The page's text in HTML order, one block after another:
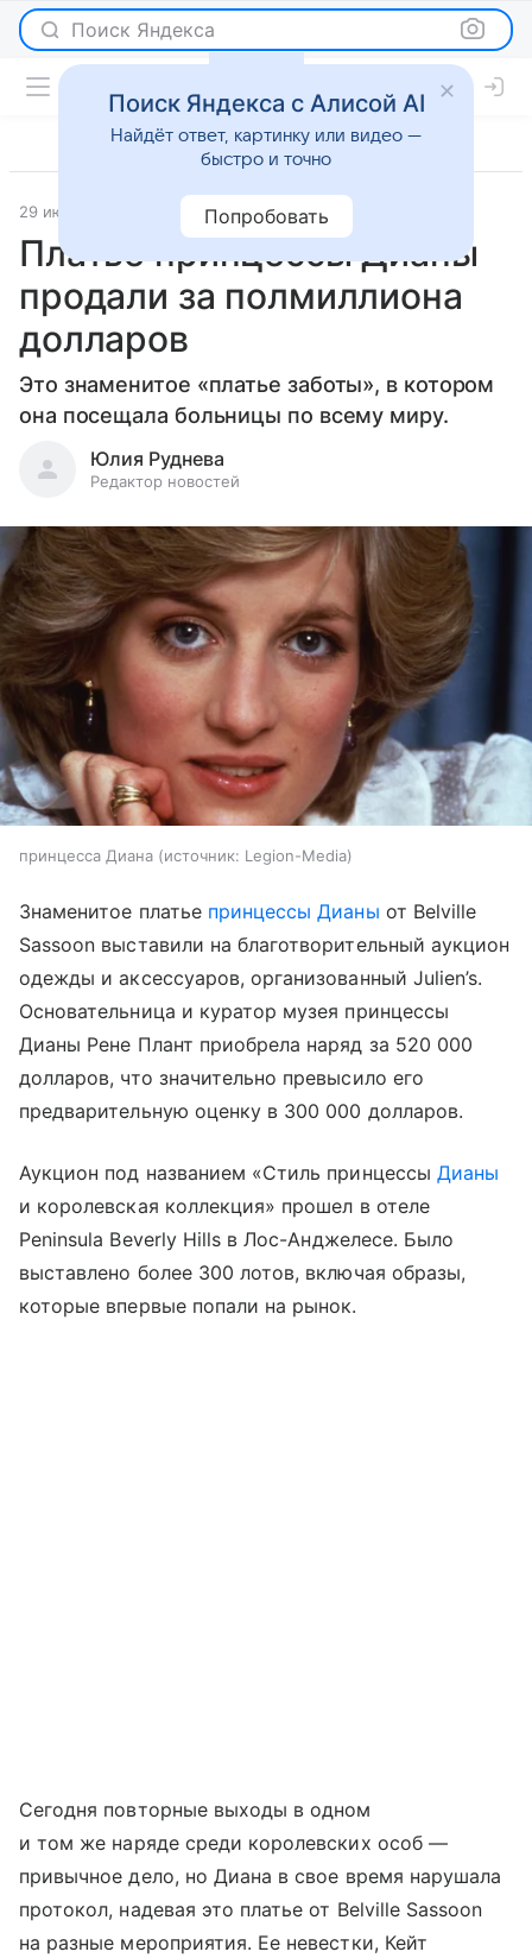
Поиск Яндекса
29 июня 2025 Светская жизнь
Платье принцессы Дианы
продали за полмиллиона
долларов
Это знаменитое «платье заботы», в котором
она посещала больницы по всему миру.
Юлия Руднева
Редактор новостей
принцесса Диана источник: Legion-Media
Знаменитое платье принцессы Дианы от Belville
Sassoon выставили на благотворительный аукцион
одежды и аксессуаров, организованный Julien’s.
Основательница и куратор музея принцессы
Дианы Рене Плант приобрела наряд за 520 000
долларов, что значительно превысило его
предварительную оценку в 300 000 долларов.
Аукцион под названием «Стиль принцессы Дианы
и королевская коллекция» прошел в отеле
Peninsula Beverly Hills в Лос-Анджелесе. Было
выставлено более 300 лотов, включая образы,
которые впервые попали на рынок.
Сегодня повторные выходы в одном
и том же наряде среди королевских особ —
привычное дело, но Диана в свое время нарушала
протокол, надевая это платье от Belville Sassoon
на разные мероприятия. Ее невестки, Кейт
Поиск Яндекса с Алисой AI
Найдёт ответ, картинку или видео —
быстро и точно
Попробовать